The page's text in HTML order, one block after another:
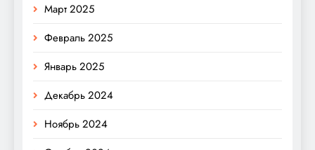
Март 2025
Февраль 2025
Январь 2025
Декабрь 2024
Ноябрь 2024